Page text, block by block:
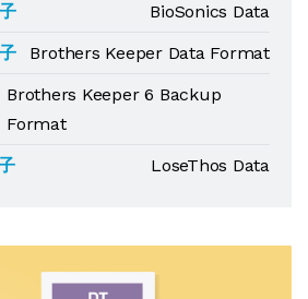
BioSonics Data
Brothers Keeper Data Format
Brothers Keeper 6 Backup
Format
LoseThos Data